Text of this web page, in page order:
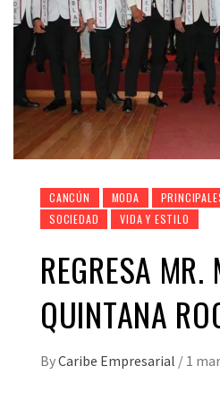
CANCÚN MODA
SOCIEDAD
VIDA Y ESTILO
REGRESA MR.
QUINTANA
ByCaribe Empresarial / 1